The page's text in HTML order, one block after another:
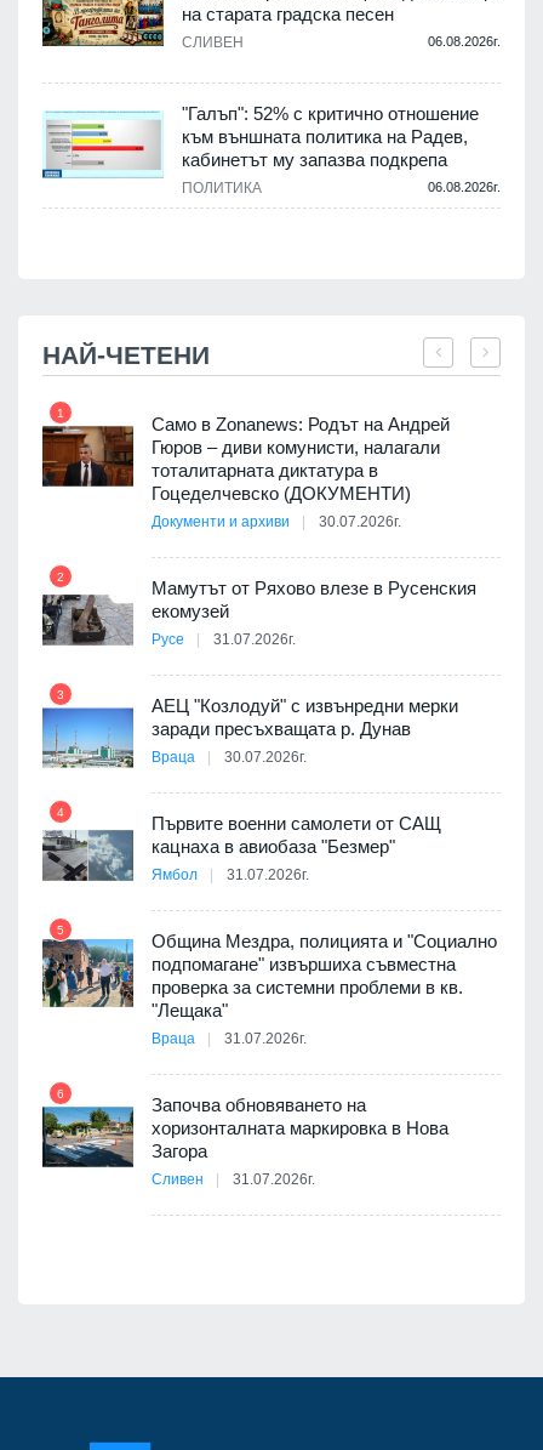
на старата градска песен
СЛИВЕН 06.08.2026г.
"Галъп": 52% с критично отношение
към външната политика на Радев,
кабинетът му запазва подкрепа
ПОЛИТИКА 06.08.2026г.
НАЙ-ЧЕТЕНИ
1
Само в Zonanews: Родът на Андрей
Гюров – диви комунисти, налагали
тоталитарната диктатура в
Гоцеделчевско (ДОКУМЕНТИ)
Документи и архиви 30.07.2026г.
2
Мамутът от Ряхово влезе в Русенския
екомузей
Русе 31.07.2026г.
3
АЕЦ "Козлодуй" с извънредни мерки
заради пресъхващата р. Дунав
Враца 30.07.2026г.
4
Първите военни самолети от САЩ
кацнаха в авиобаза "Безмер"
Ямбол 31.07.2026г.
5
Община Мездра, полицията и "Социално
подпомагане" извършиха съвместна
проверка за системни проблеми в кв.
"Лещака"
Враца 31.07.2026г.
6
Започва обновяването на
хоризонталната маркировка в Нова
Загора
Сливен 31.07.2026г.